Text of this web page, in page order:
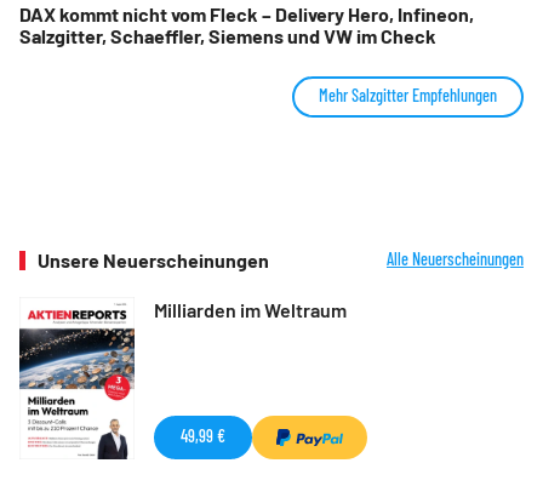
DAX kommt nicht vom Fleck – Delivery Hero, Infineon,
Salzgitter, Schaeffler, Siemens und VW im Check
Mehr Salzgitter Empfehlungen
Unsere Neuerscheinungen Alle Neuerscheinungen
Milliarden im Weltraum
49,99 €